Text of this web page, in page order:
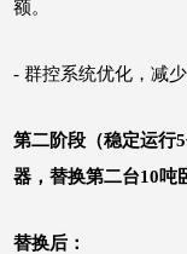
额。
-群控系统优化，减
第二阶段（稳定运行
器，替换第二台10吨
替换后：